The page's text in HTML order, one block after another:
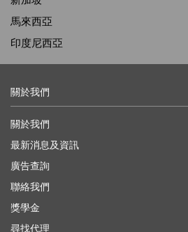
馬來西亞
印度尼西亞
關於我們
關於我們
最新消息及資訊
廣告查詢
聯絡我們
獎學金
尋找代理